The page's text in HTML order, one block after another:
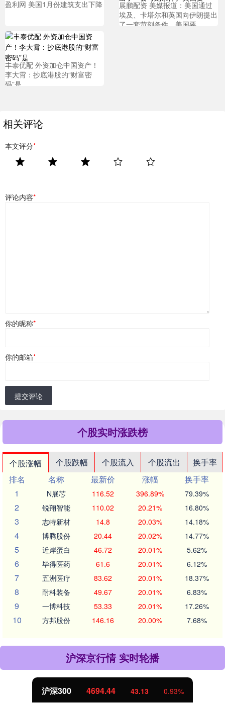
盈利网 美国1月份建筑支出下降
展鹏配资 美媒报道：美国通过
埃及、卡塔尔和英国向伊朗提出
了一套苛刻条件。美国要
丰泰优配 外资加仓中国资产！
李大霄：抄底港股的“财富密
码”是
相关评论
本文评分*
评论内容*
你的昵称*
你的邮箱*
提交评论
个股实时涨跌榜
个股涨幅 个股跌幅 个股流入 个股流出
换手率
排名
名称 最新价 涨幅
换手率
1
N展芯 116.52 396.89% 79.39%
2 锐翔智能 110.02 20.21% 16.80%
3 志特新材 14.8 20.03% 14.18%
4 博腾股份 20.44 20.02% 14.77%
5 近岸蛋白 46.72 20.01% 5.62%
6 毕得医药 61.6 20.01% 6.12%
7 五洲医疗 83.62 20.01% 18.37%
8 耐科装备 49.67 20.01% 6.83%
9 一博科技 53.33 20.01% 17.26%
10 方邦股份 146.16 20.00% 7.68%
沪深京行情 实时轮播
4694.44 43.13 0.93%